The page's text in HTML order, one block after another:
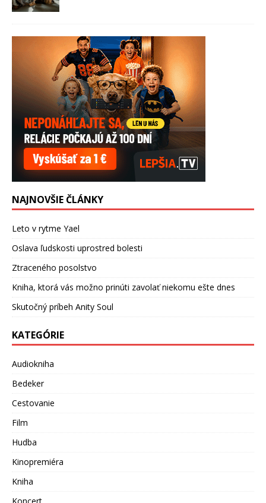
NAJNOVŠIE ČLÁNKY
Leto v rytme Yael
Oslava ľudskosti uprostred bolesti
Ztraceného posolstvo
Kniha, ktorá vás možno prinúti zavolať niekomu ešte dnes
Skutočný príbeh Anity Soul
KATEGÓRIE
Audiokniha
Bedeker
Cestovanie
Film
Hudba
Kinopremiéra
Kniha
Koncert